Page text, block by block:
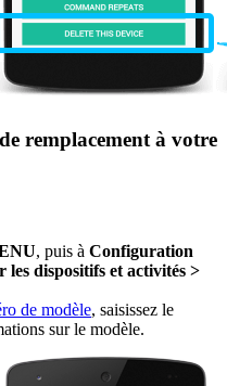
remplacement à votre
, puis à Configuration
dispositifs et activités >
de modèle, saisissez le
sur le modèle.